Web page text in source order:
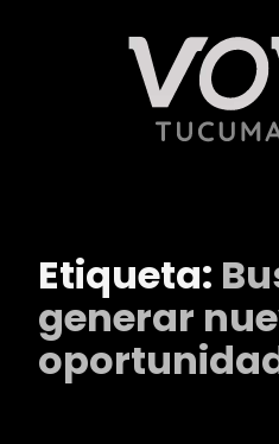
Etiqueta:
generar